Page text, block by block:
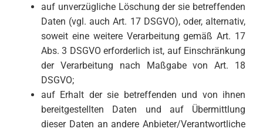
auf unverzügliche Löschung der sie betreffenden
Daten (vgl. auch Art. 17 DSGVO), oder, alternativ,
soweit eine weitere Verarbeitung gemäß Art. 17
Abs. 3 DSGVO erforderlich ist, auf Einschränkung
der Verarbeitung nach Maßgabe von Art. 18
DSGVO;
auf Erhalt der sie betreffenden und von ihnen
bereitgestellten Daten und auf Übermittlung
dieser Daten an andere Anbieter/Verantwortliche